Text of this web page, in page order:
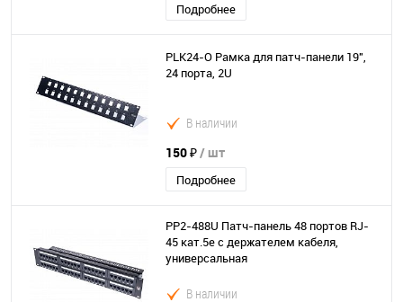
Подробнее
PLK24-O Рамка для патч-панели 19",
24 порта, 2U
В наличии
150 ₽/ шт
Подробнее
PP2-488U Патч-панель 48 портов RJ-
45 кат.5е с держателем кабеля,
универсальная
В наличии